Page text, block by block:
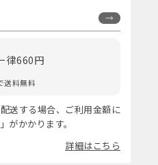
律660円
送料無料
送する場合、ご利用金額に
がかかります。
詳細はこちら